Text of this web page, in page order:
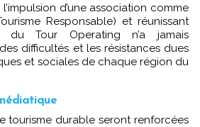
d’une association comme
Responsable) et réunissant
du Tour Operating n’a jamais
difficultés et les résistances dues
et sociales de chaque région du